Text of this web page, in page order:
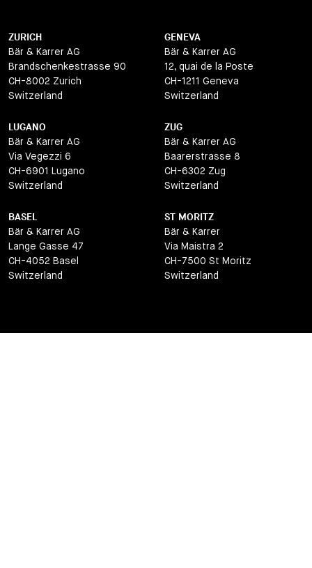
ZURICH
Bär & Karrer AG
Brandschenkestrasse 90
CH-8002 Zurich
Switzerland
GENEVA
Bär & Karrer AG
12, quai de la Poste
CH-1211 Geneva
Switzerland
LUGANO
Bär & Karrer AG
Via Vegezzi 6
CH-6901 Lugano
Switzerland
ZUG
Bär & Karrer AG
Baarerstrasse 8
CH-6302 Zug
Switzerland
BASEL
Bär & Karrer AG
Lange Gasse 47
CH-4052 Basel
Switzerland
ST MORITZ
Bär & Karrer
Via Maistra 2
CH-7500 St Moritz
Switzerland